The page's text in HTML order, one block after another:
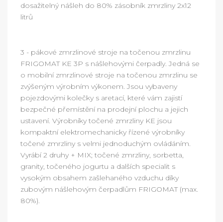
dosažitelný nášleh do 80% zásobník zmrzliny 2x12
litrů
3 - pákové zmrzlinové stroje na točenou zmrzlinu
FRIGOMAT KE 3P s nášlehovými čerpadly. Jedná se
o mobilní zmrzlinové stroje na točenou zmrzlinu se
zvýšeným výrobním výkonem. Jsou vybaveny
pojezdovými kolečky s aretací, které vám zajistí
bezpečné přemístění na prodejní plochu a jejich
ustavení. Výrobníky točené zmrzliny KE jsou
kompaktní elektromechanicky řízené výrobníky
točené zmrzliny s velmi jednoduchým ovládáním.
Vyrábí 2 druhy + MIX; točené zmrzliny, sorbetta,
granity, točeného jogurtu a dalších specialit s
vysokým obsahem zašlehaného vzduchu díky
zubovým nášlehovým čerpadlům FRIGOMAT (max.
80%).